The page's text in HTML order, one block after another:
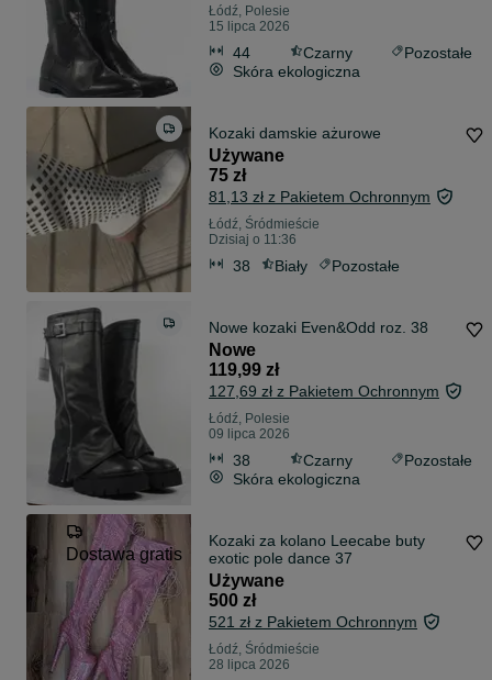
Łódź, Polesie
15 lipca 2026
44 Czarny
Pozostałe
Skóra ekologiczna
Kozaki damskie ażurowe
Używane
75 zł
81,13 zł z Pakietem Ochronnym
Łódź, Śródmieście
Dzisiaj o 11:36
38 Biały Pozostałe
Nowe kozaki Even&Odd roz. 38
Nowe
119,99 zł
127,69 zł z Pakietem Ochronnym
Łódź, Polesie
09 lipca 2026
38 Czarny
Pozostałe
Skóra ekologiczna
Dostawa gratis
Kozaki za kolano Leecabe buty
exotic pole dance 37
Używane
500 zł
521 zł z Pakietem Ochronnym
Łódź, Śródmieście
28 lipca 2026